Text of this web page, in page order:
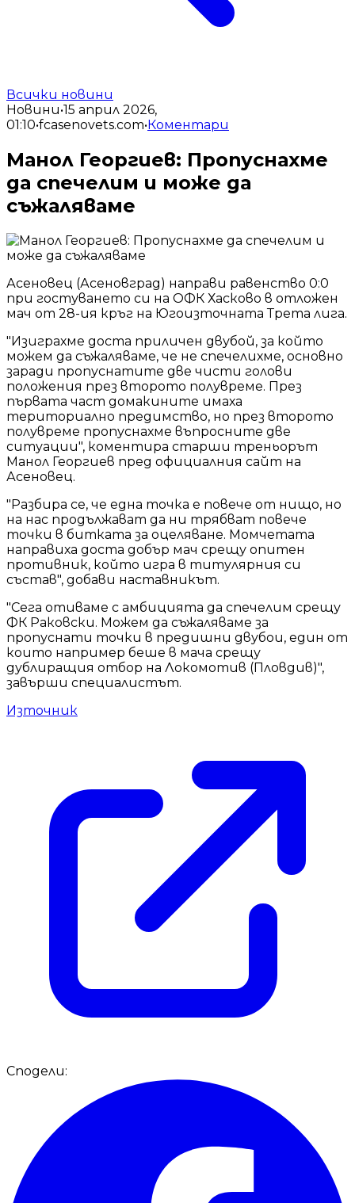
Всички новини
Новини•15 април 2026,
01:10•fcasenovets.com•Коментари
Манол Георгиев: Пропуснахме
да спечелим и може да
съжаляваме
Асеновец (Асеновград) направи равенство 0:0
при гостуването си на ОФК Хасково в отложен
мач от 28-ия кръг на Югоизточната Трета лига.
"Изиграхме доста приличен двубой, за който
можем да съжаляваме, че не спечелихме, основно
заради пропуснатите две чисти голови
положения през второто полувреме. През
първата част домакините имаха
териториално предимство, но през второто
полувреме пропуснахме въпросните две
ситуации", коментира старши треньорът
Манол Георгиев пред официалния сайт на
Асеновец.
"Разбира се, че една точка е повече от нищо, но
на нас продължават да ни трябват повече
точки в битката за оцеляване. Момчетата
направиха доста добър мач срещу опитен
противник, който игра в титулярния си
състав", добави наставникът.
"Сега отиваме с амбицията да спечелим срещу
ФК Раковски. Можем да съжаляваме за
пропуснати точки в предишни двубои, един от
които например беше в мача срещу
дублиращия отбор на Локомотив (Пловдив)",
завърши специалистът.
Източник
Сподели: